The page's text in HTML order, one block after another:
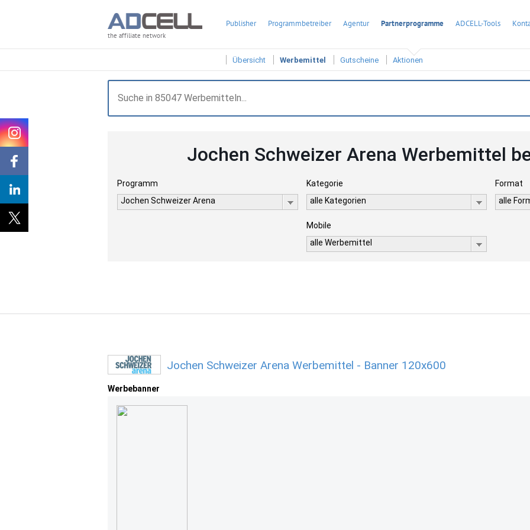
the affiliate network
Publisher Programmbetreiber Agentur Partnerprogramme ADCELL-Tools
Übersicht Werbemittel Gutscheine Aktionen
Jochen Schweizer Arena Werbemittel
Programm
Jochen Schweizer Arena
Kategorie
alle Kategorien
Format
alle
Mobile
alle Werbemittel
Jochen Schweizer Arena Werbemittel - Banner 120x600
Werbebanner